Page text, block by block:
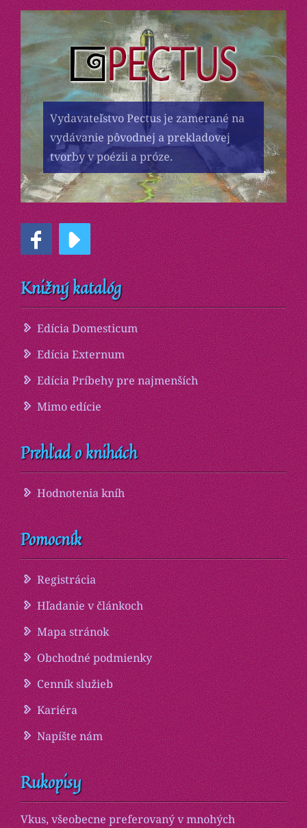
Vydavateľstvo Pectus je zamerané na
vydávanie pôvodnej a prekladovej
tvorby v poézii a próze.
Knižný katalóg
Edícia Domesticum
Edícia Externum
Edícia Príbehy pre najmenších
Mimo edície
Prehľad o knihách
Hodnotenia kníh
Pomocník
Registrácia
Hľadanie v článkoch
Mapa stránok
Obchodné podmienky
Cenník služieb
Kariéra
Napíšte nám
Rukopisy
Vkus, všeobecne preferovaný v mnohých